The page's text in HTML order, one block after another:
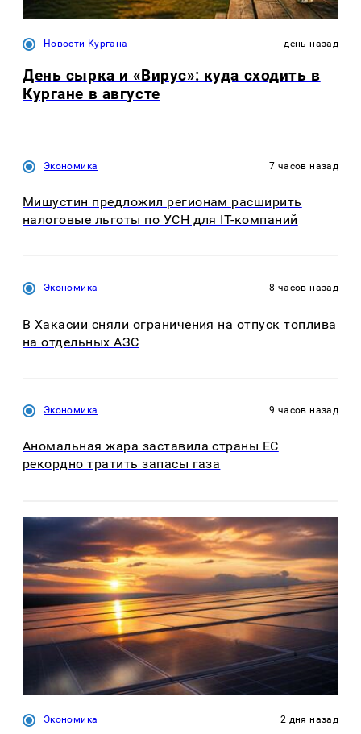
Новости Кургана день назад
День сырка и «Вирус»: куда сходить в
Кургане в августе
Экономика 7 часов назад
Мишустин предложил регионам расширить
налоговые льготы по УСН для IT-компаний
Экономика 8 часов назад
В Хакасии сняли ограничения на отпуск топлива
на отдельных АЗС
Экономика 9 часов назад
Аномальная жара заставила страны ЕС
рекордно тратить запасы газа
Экономика 2 дня назад